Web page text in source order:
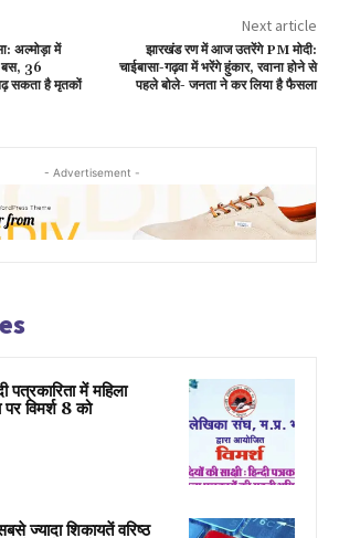
अल्मोड़ा में
बस, 36
सकता है मृतकों
Next article
झारखंड रण में आज उतरेंगे PM मोदी:
चाईबासा-गढ़वा में भरेंगे हुंकार, रवाना होने से
पहले बोले- जनता ने कर लिया है फैसला
- Advertisement -
पत्रकारिता में महिला
विमर्श 8 को
ज्यादा शिकायतें वरिष्ठ